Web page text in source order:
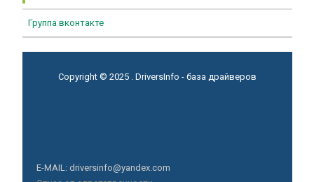
Группа вконтакте
Copyright © 2025 . DriversInfo - база драйверов
E-MAIL: driversinfo@yandex.com